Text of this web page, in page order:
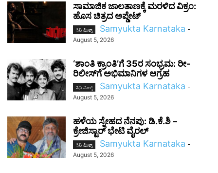
ಸಾಮಾಜಿಕ ಜಾಲತಾಣಕ್ಕೆ ಮರಳಿದ ವಿಕ್ರಂ:
ಹೊಸ ಚಿತ್ರದ ಅಪ್ಡೇಟ್
ಸಿನಿ ಮಿಲ್ಸ್ Samyukta Karnataka -
August 5, 2026
‘ಶಾಂತಿ ಕ್ರಾಂತಿ’ಗೆ 35ರ ಸಂಭ್ರಮ: ರೀ-
ರಿಲೀಸ್‌ಗೆ ಅಭಿಮಾನಿಗಳ ಆಗ್ರಹ
ಸಿನಿ ಮಿಲ್ಸ್ Samyukta Karnataka -
August 5, 2026
ಹಳೆಯ ಸ್ನೇಹದ ನೆನಪು: ಡಿ.ಕೆ.ಶಿ –
ಕ್ರೇಜಿಸ್ಟಾರ್‌ ಭೇಟಿ ವೈರಲ್
ಸಿನಿ ಮಿಲ್ಸ್ Samyukta Karnataka -
August 5, 2026